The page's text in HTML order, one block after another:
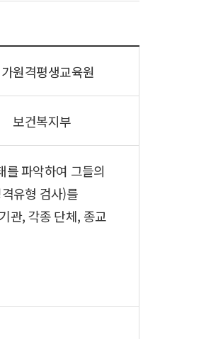
원격평생교육원
보건복지부
파악하여 그들의
유형 검사)를
관, 각종 단체, 종교